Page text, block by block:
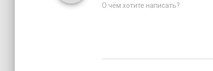
О чём хотите написать?